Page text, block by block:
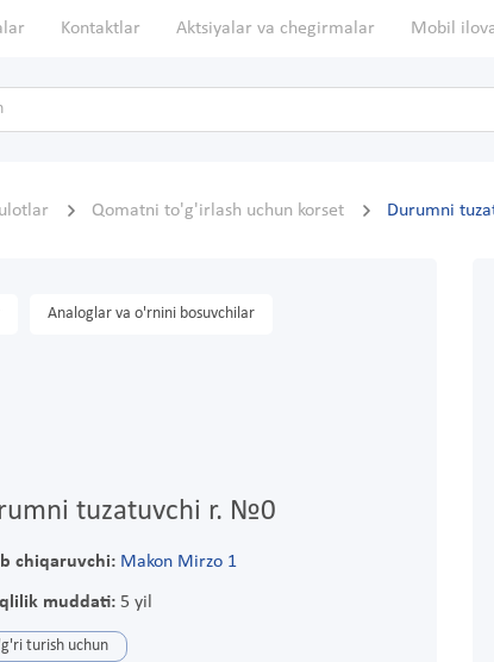
Kontaktlar Aktsiyalar va chegirmalar Mobil
Qomatni to'g'irlash uchun korset Durumni
Analoglar va o'rnini bosuvchilar
tuzatuvchi r. №0
chiqaruvchi: Makon Mirzo 1
muddati:5 yil
turish uchun